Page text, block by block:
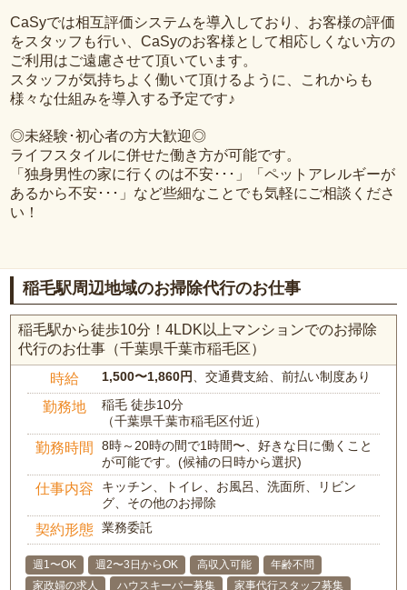
CaSyでは相互評価システムを導入しており、お客様の評価
をスタッフも行い、CaSyのお客様として相応しくない方の
ご利用はご遠慮させて頂いています。
スタッフが気持ちよく働いて頂けるように、これからも
様々な仕組みを導入する予定です♪
◎未経験･初心者の方大歓迎◎
ライフスタイルに併せた働き方が可能です。
「独身男性の家に行くのは不安･･･」「ペットアレルギーが
あるから不安･･･」など些細なことでも気軽にご相談くださ
い！
稲毛駅周辺地域のお掃除代行のお仕事
稲毛駅から徒歩10分！4LDK以上マンションでのお掃除
代行のお仕事（千葉県千葉市稲毛区）
時給 1,500〜1,860円、交通費支給、前払い制度あり
勤務地
稲毛 徒歩10分
（千葉県千葉市稲毛区付近）
勤務時間
8時～20時の間で1時間〜、好きな日に働くこと
が可能です。(候補の日時から選択)
仕事内容
キッチン、トイレ、お風呂、洗面所、リビン
グ、その他のお掃除
契約形態 業務委託
週1〜OK 週2〜3日からOK 高収入可能
年齢不問
家政婦の求人
ハウスキーパー募集 家事代行スタッフ募集